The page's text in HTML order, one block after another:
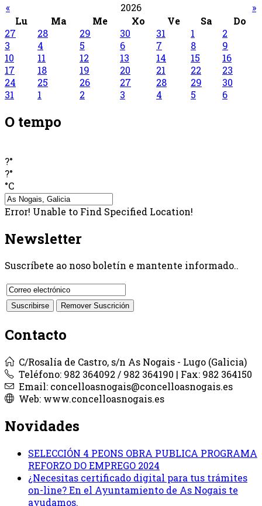
« 2026
»
Lu
Ma Me Xo Ve Sa
Do
27
28 29 30 31 1
2
3
4 5 6 7 8
9
10
11 12 13 14 15
16
17
18 19 20 21 22
23
24
25 26 27 28 29
30
31
1 2 3 4 5 6
O tempo
?°
?°
°C
Error! Unable to Find Specified Location!
Newsletter
Suscríbete ao noso boletín e mantente informado..
Contacto
C/Rosalía de Castro, s/n As Nogais - Lugo (Galicia)
Teléfono: 982 364092 / 982 364190 | Fax: 982 364150
Email: concelloasnogais@concelloasnogais.es
Web: www.concelloasnogais.es
Novidades
SELECCIÓN 4 PEONS OBRA PUBLICA PROGRAMA
REFORZO DO EMPREGO 2024
¿Necesitas certificado digital para tus trámites
on-line? En el Ayuntamiento de As Nogais te
ayudamos.